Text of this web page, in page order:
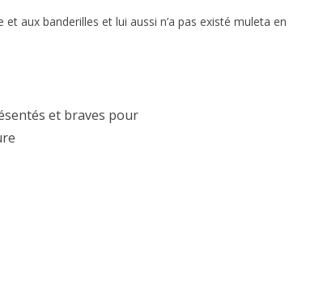
aux banderilles et lui aussi n’a pas existé muleta en
et braves pour